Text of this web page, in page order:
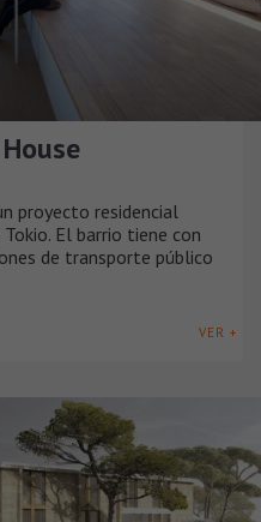
proyecto residencial
El barrio tiene con
de transporte público
VER +